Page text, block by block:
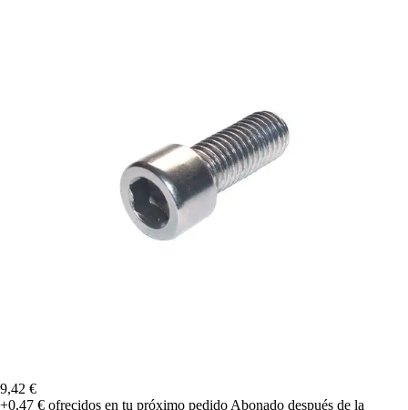
9,42 €
+0,47 € ofrecidos en tu próximo pedido Abonado después de la